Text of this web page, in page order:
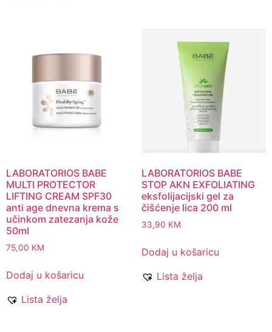
LABORATORIOS BABE
MULTI PROTECTOR
LIFTING CREAM SPF30
anti age dnevna krema s
učinkom zatezanja kože
50ml
75,00 KM
Dodaj u košaricu
Lista želja
LABORATORIOS BABE
STOP AKN EXFOLIATING
eksfolijacijski gel za
čišćenje lica 200 ml
33,90 KM
Dodaj u košaricu
Lista želja